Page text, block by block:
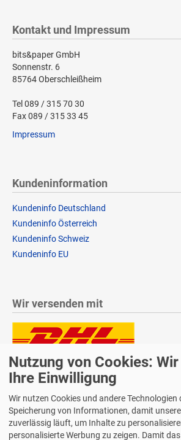
Kontakt und Impressum
bits&paper GmbH
Sonnenstr. 6
85764 Oberschleißheim
Tel 089 / 315 70 30
Fax 089 / 315 33 45
Impressum
Kundeninformation
Kundeninfo Deutschland
Kundeninfo Österreich
Kundeninfo Schweiz
Kundeninfo EU
Wir versenden mit
Lieferung auch an Packstationen
Samstagszustellung
Nutzung von Cookies:
Ihre Einwilligung
Wir nutzen Cookies und andere Technologien
Speicherung von Informationen, damit
zuverlässig läuft, um Inhalte zu
personalisierte Werbung zu zeigen. Damit